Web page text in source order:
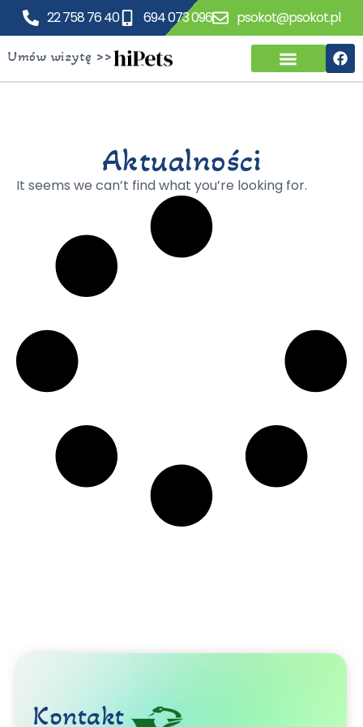
22 758 76 40 694 073 096 psokot@psokot.pl
Umów wizytę >>
Aktualności
It seems we can’t find what you’re looking for.
Kontakt